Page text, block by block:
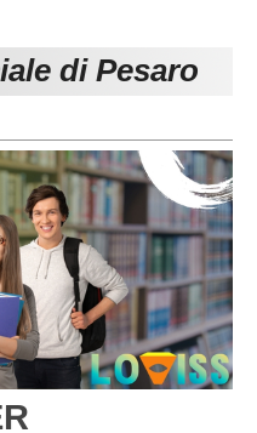
Carica la tua Rosa
di Pesaro